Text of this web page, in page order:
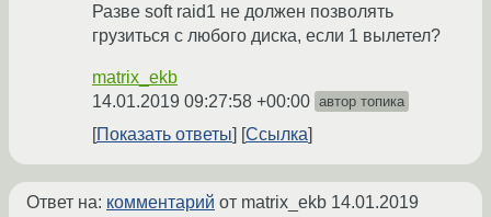
Разве soft raid1 не должен позволять
грузиться с любого диска, если 1 вылетел?
matrix_ekb
14.01.2019 09:27:58 +00:00 автор топика
Показать ответы Ссылка
Ответ на: комментарий от matrix_ekb 14.01.2019